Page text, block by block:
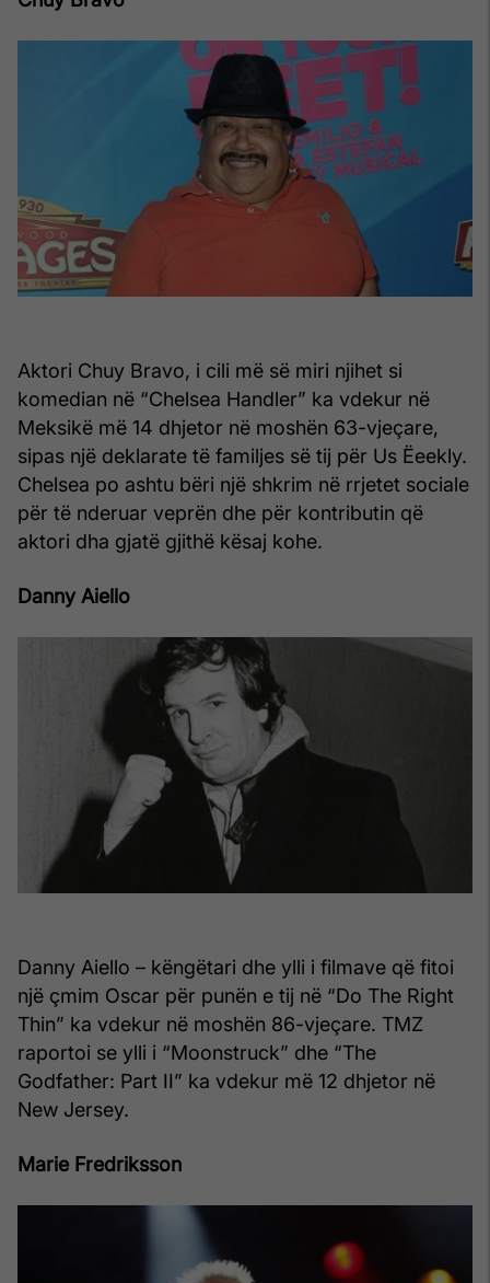
Aktori Chuy Bravo, i cili më së miri njihet si
komedian në “Chelsea Handler” ka vdekur në
Meksikë më 14 dhjetor në moshën 63-vjeçare,
sipas një deklarate të familjes së tij për Us Ëeekly.
Chelsea po ashtu bëri një shkrim në rrjetet sociale
për të nderuar veprën dhe për kontributin që
aktori dha gjatë gjithë kësaj kohe.
Danny Aiello
Danny Aiello – këngëtari dhe ylli i filmave që fitoi
një çmim Oscar për punën e tij në “Do The Right
Thin” ka vdekur në moshën 86-vjeçare. TMZ
raportoi se ylli i “Moonstruck” dhe “The
Godfather: Part II” ka vdekur më 12 dhjetor në
New Jersey.
Marie Fredriksson